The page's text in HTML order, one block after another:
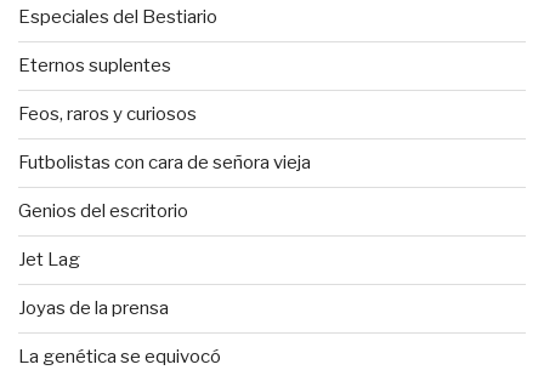
Especiales del Bestiario
Eternos suplentes
Feos, raros y curiosos
Futbolistas con cara de señora vieja
Genios del escritorio
Jet Lag
Joyas de la prensa
La genética se equivocó